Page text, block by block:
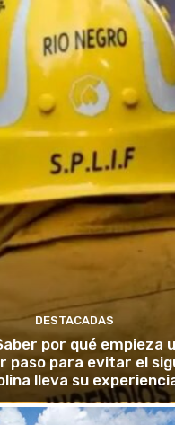
DESTACADAS
por qué empieza
paso para evitar el
lleva su